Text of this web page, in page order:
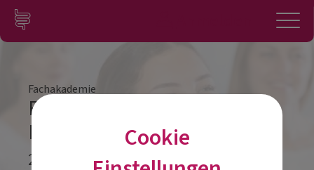
Zum Inhalt springen
Konto
Fachakademie
Fachakademie Modul 3
Feldkirch
24.10.2026
Cookie